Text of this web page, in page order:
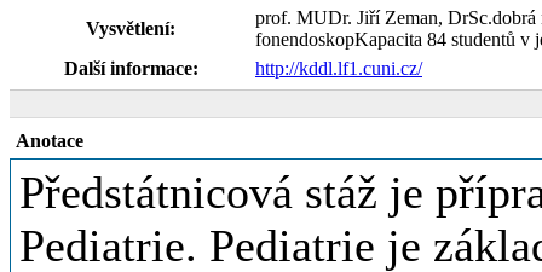
Vysvětlení:
prof. MUDr. Jiří Zeman, DrSc.dobrá
fonendoskopKapacita 84 studentů v
Další informace:
http://kddl.lf1.cuni.cz/
Anotace
Předstátnicová stáž je
Pediatrie. Pediatrie je